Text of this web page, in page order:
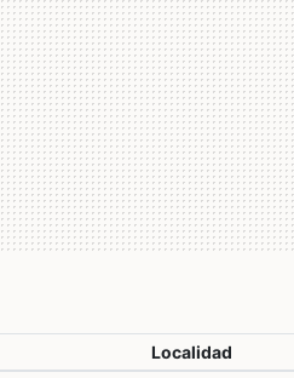
Localidad